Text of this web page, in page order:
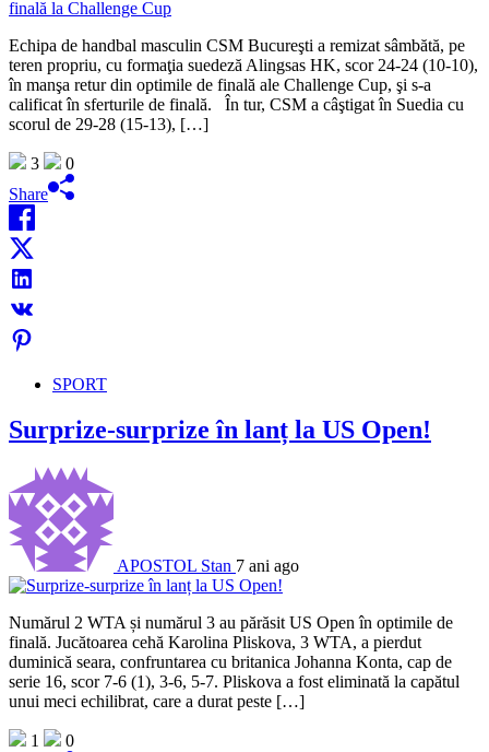
Echipa de handbal masculin CSM Bucureşti a remizat sâmbătă, pe
teren propriu, cu formaţia suedeză Alingsas HK, scor 24-24 (10-10),
în manşa retur din optimile de finală ale Challenge Cup, şi s-a
calificat în sferturile de finală. În tur, CSM a câştigat în Suedia cu
scorul de 29-28 (15-13), […]
3
0
Share
SPORT
Surprize-surprize în lanț la US Open!
APOSTOL Stan 7 ani ago
Numărul 2 WTA și numărul 3 au părăsit US Open în optimile de
finală. Jucătoarea cehă Karolina Pliskova, 3 WTA, a pierdut
duminică seara, confruntarea cu britanica Johanna Konta, cap de
serie 16, scor 7-6 (1), 3-6, 5-7. Pliskova a fost eliminată la capătul
unui meci echilibrat, care a durat peste […]
1
0